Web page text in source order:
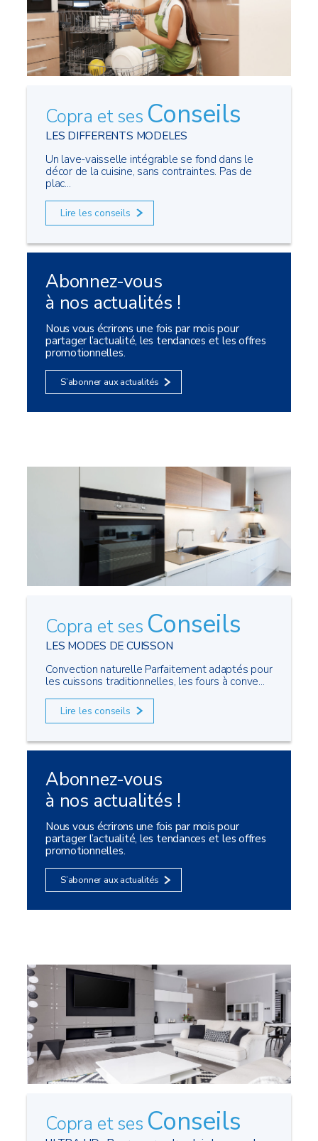
Copra et ses Conseils
LES DIFFERENTS MODELES
Un lave-vaisselle intégrable se fond dans le
décor de la cuisine, sans contraintes. Pas de
plac...
Lire les conseils
Abonnez-vous
à nos actualités !
Nous vous écrirons une fois par mois pour
partager l’actualité, les tendances et les offres
promotionnelles.
S’abonner aux actualités
Copra et ses Conseils
LES MODES DE CUISSON
Convection naturelle Parfaitement adaptés pour
les cuissons traditionnelles, les fours à conve...
Lire les conseils
Abonnez-vous
à nos actualités !
Nous vous écrirons une fois par mois pour
partager l’actualité, les tendances et les offres
promotionnelles.
S’abonner aux actualités
Copra et ses Conseils